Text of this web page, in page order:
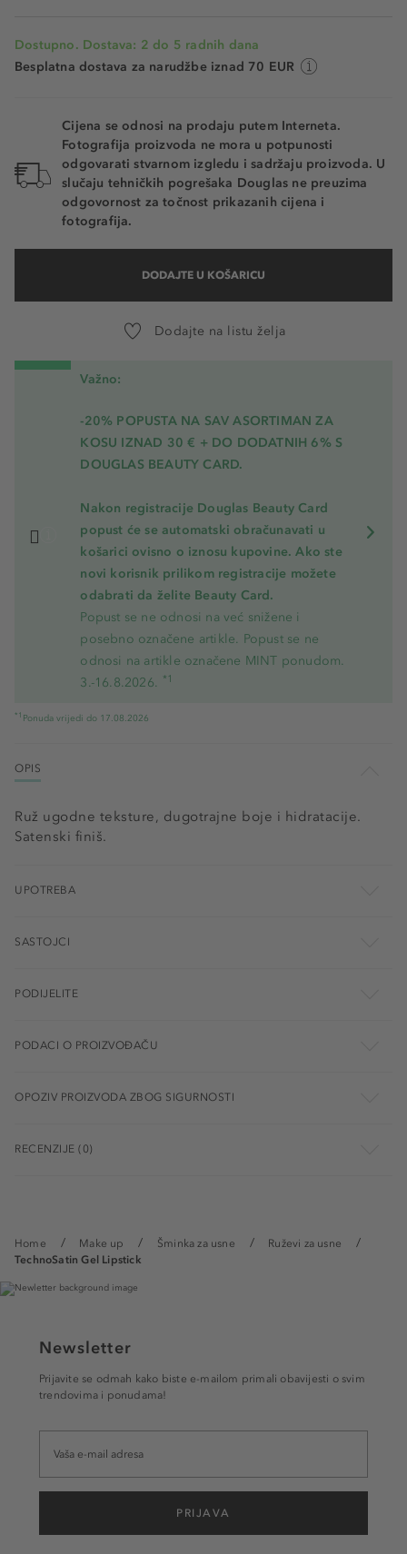
Home Make up Šminka za usne
Ruževi za usne
TechnoSatin Gel Lipstick
413 - Main Frame
415 - Short Circuit
416 - Red Shift
417 - Soundwave
422 - Fuchsia Flux
Dostupno. Dostava: 2 do 5 radnih dana
Besplatna dostava za narudžbe iznad 70 EUR
Cijena se odnosi na prodaju putem Interneta.
Fotografija proizvoda ne mora u potpunosti
odgovarati stvarnom izgledu i sadržaju proizvoda. U
slučaju tehničkih pogrešaka Douglas ne preuzima
odgovornost za točnost prikazanih cijena i
fotografija.
DODAJTE U KOŠARICU
Dodajte na listu želja
Važno:
-20% POPUSTA NA SAV ASORTIMAN ZA
KOSU IZNAD 30 € + DO DODATNIH 6% S
DOUGLAS BEAUTY CARD.
Nakon registracije Douglas Beauty Card
popust će se automatski obračunavati u
košarici ovisno o iznosu kupovine. Ako ste
novi korisnik prilikom registracije možete
odabrati da želite Beauty Card.
Popust se ne odnosi na već snižene i
posebno označene artikle. Popust se ne
odnosi na artikle označene MINT ponudom.
3.-16.8.2026. *1
*1 Ponuda vrijedi do 17.08.2026
OPIS
Ruž ugodne teksture, dugotrajne boje i hidratacije.
Satenski finiš.
UPOTREBA
SASTOJCI
PODIJELITE
PODACI O PROIZVOĐAČU
OPOZIV PROIZVODA ZBOG SIGURNOSTI
RECENZIJE (0)
Newsletter
Prijavite se odmah kako biste e-mailom primali obavijesti o svim
trendovima i ponudama!
PRIJAVA